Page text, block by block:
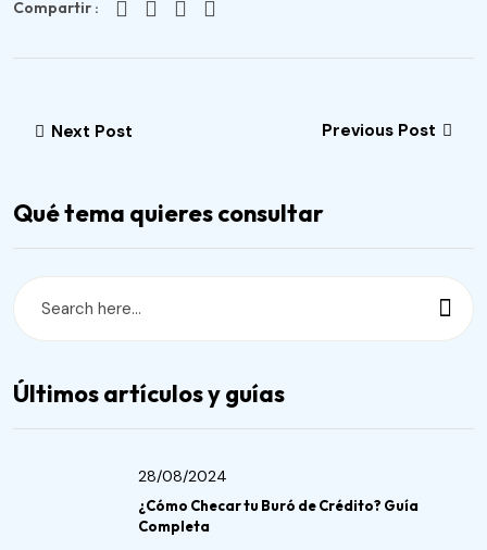
Compartir :
Next Post Previous Post
Qué tema quieres consultar
Últimos artículos y guías
28/08/2024
¿Cómo Checar tu Buró de Crédito? Guía
Completa